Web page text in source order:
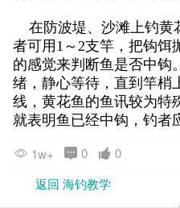
在防波堤、沙滩上钓黄
者可用1～2支竿，把钩饵
的感觉来判断鱼是否中钩
绪，静心等待，直到竿梢
线，黄花鱼的鱼讯较为特
就表明鱼已经中钩，钓者
1w+ 0
0
返回 海钓教学